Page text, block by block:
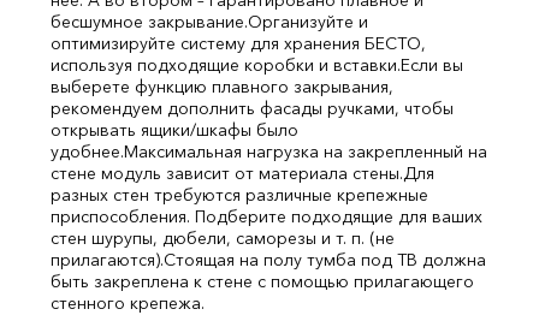
бесшумное закрывание.Организуйте и
оптимизируйте систему для хранения БЕСТО,
используя подходящие коробки и вставки.Если вы
выберете функцию плавного закрывания,
рекомендуем дополнить фасады ручками, чтобы
открывать ящики/шкафы было
удобнее.Максимальная нагрузка на закрепленный на
стене модуль зависит от материала стены.Для
разных стен требуются различные крепежные
приспособления. Подберите подходящие для ваших
стен шурупы, дюбели, саморезы и т. п. (не
прилагаются).Стоящая на полу тумба под ТВ должна
быть закреплена к стене с помощью прилагающего
стенного крепежа.